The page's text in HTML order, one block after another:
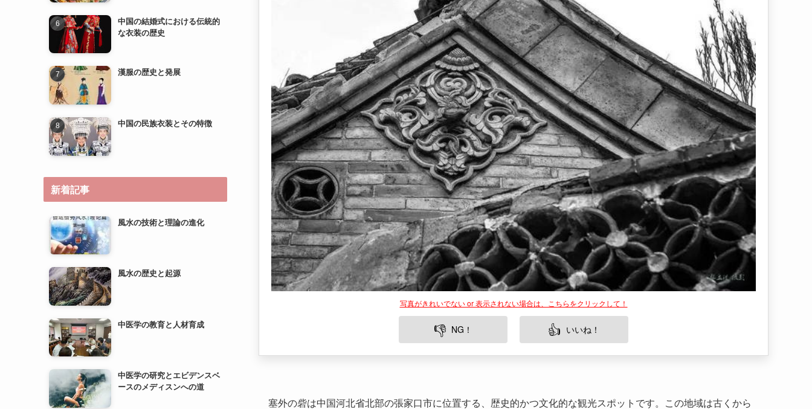
写真がきれいでない or 表示されない場合は、こちらをクリックして！
👎 NG！ 👍 いいね！
塞外の砦は中国河北省北部の張家口市に位置する、歴史的かつ文化的な観光スポットです。この地域は古くから
中国の結婚式における伝統的
な衣装の歴史
漢服の歴史と発展
中国の民族衣装とその特徴
新着記事
風水の技術と理論の進化
風水の歴史と起源
中医学の教育と人材育成
中医学の研究とエビデンスベ
ースのメディスンへの道